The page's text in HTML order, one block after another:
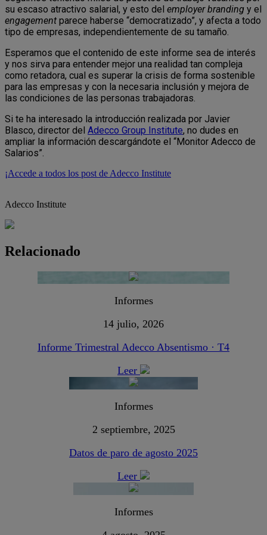
su escaso atractivo salarial, y esto del employer branding y el
engagement parece haberse “democratizado”, y afecta a todo
tipo de empresas, independientemente de su tamaño.
Esperamos que el contenido de este informe sea de interés
y nos sirva para entender mejor una realidad tan compleja
como retadora, cual es superar la crisis de forma sostenible
para las empresas y con la necesaria inclusión y mejora de
las condiciones de las personas trabajadoras.
Si te ha interesado la introducción realizada por Javier
Blasco, director del Adecco Group Institute, no dudes en
ampliar la información descargándote el “Monitor Adecco de
Salarios”.
¡Accede a todos los post de Adecco Institute
Adecco Institute
Relacionado
Informes
14 julio, 2026
Informe Trimestral Adecco Absentismo · T4
Leer
Informes
2 septiembre, 2025
Datos de paro de agosto 2025
Leer
Informes